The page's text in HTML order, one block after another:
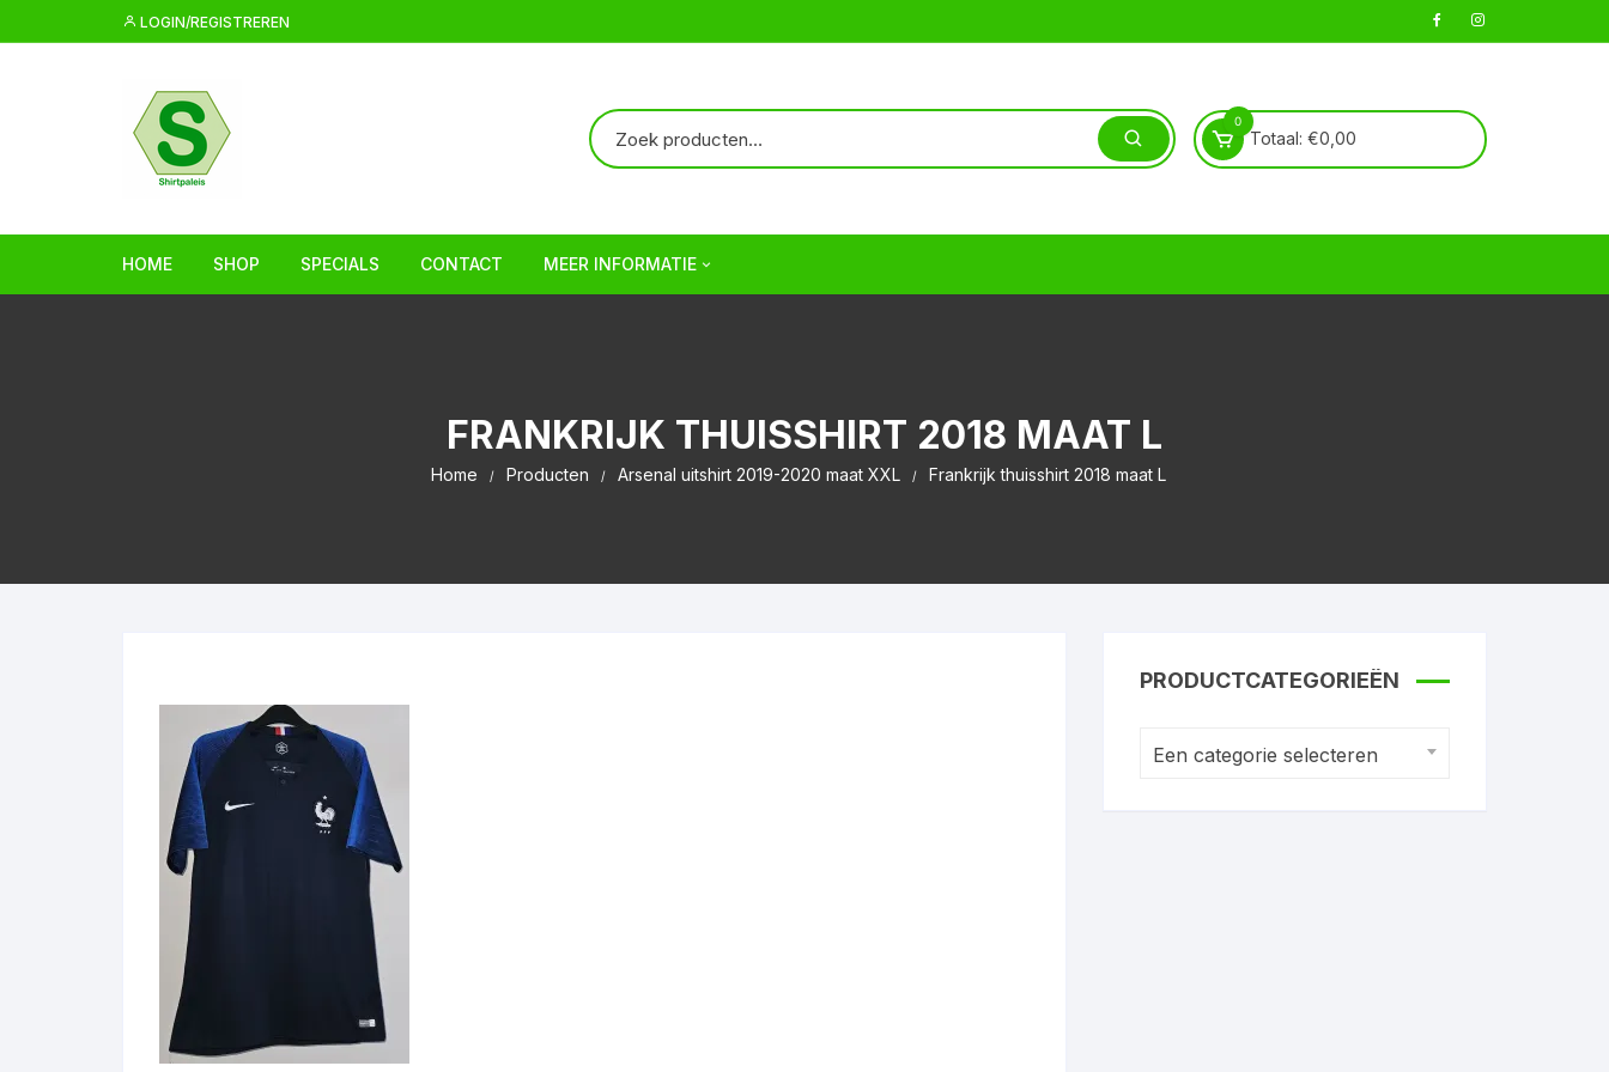
naar
LOGIN/REGISTREREN
0
Totaal: €0,00
HOME SHOP SPECIALS CONTACT MEER INFORMATIE
Veelgestelde vragen | FAQ
FRANKRIJK THUISSHIRT 2018 MAAT L
Home Producten Arsenal uitshirt 2019-2020 maat XXL Frankrijk thuisshirt 2018 maat L
PRODUCTCATEGORIEËN
Een categorie selecteren